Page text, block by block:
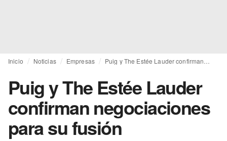
Inicio Noticias Empresas
Puig y The Estée Lauder
confirman negociaciones
para su fusión